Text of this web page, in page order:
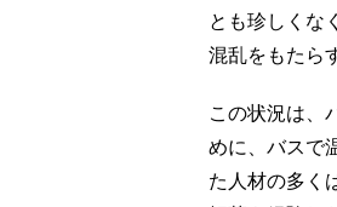
とも珍しくな
混乱をもたら
この状況は、
めに、バスで
た人材の多く